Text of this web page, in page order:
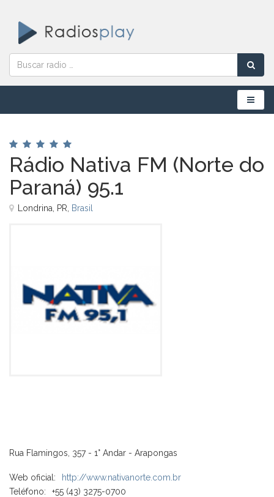
Menú
Rádio Nativa FM (Norte do
Paraná) 95.1
Londrina, PR, Brasil
Rua Flamingos, 357 - 1° Andar - Arapongas
Web oficial:
http://www.nativanorte.com.br
Teléfono:
+55 (43) 3275-0700